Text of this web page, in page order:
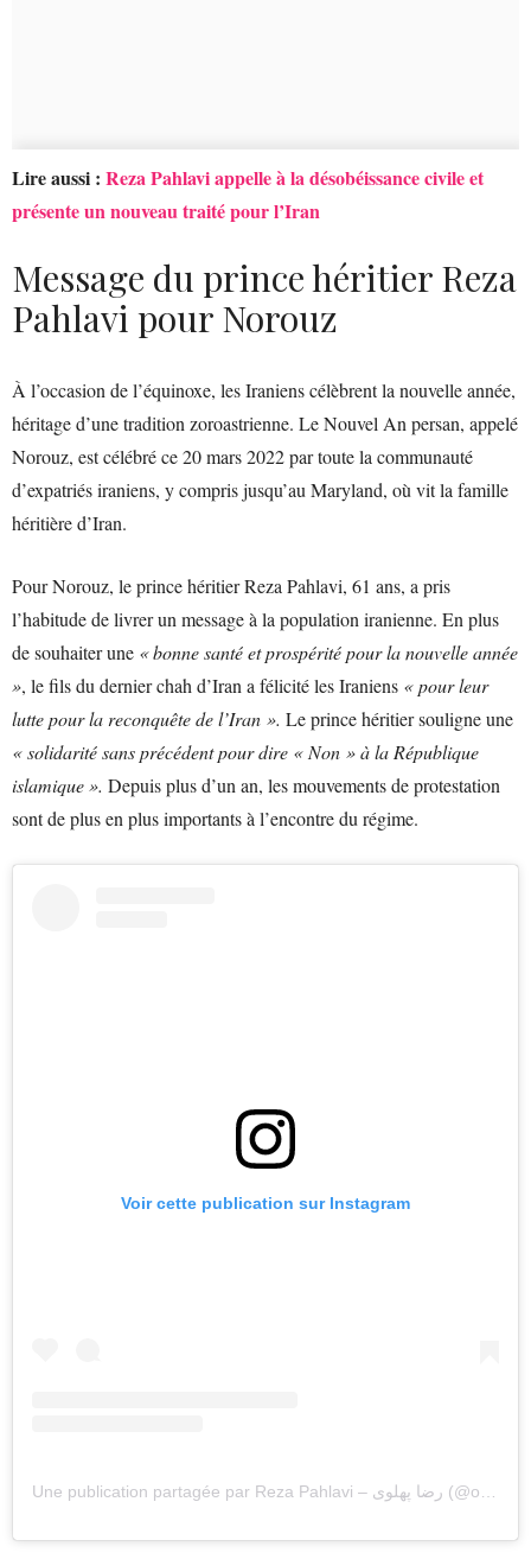
Lire aussi : Reza Pahlavi appelle à la désobéissance civile et
présente un nouveau traité pour l’Iran
Message du prince héritier Reza
Pahlavi pour Norouz
À l’occasion de l’équinoxe, les Iraniens célèbrent la nouvelle année,
héritage d’une tradition zoroastrienne. Le Nouvel An persan, appelé
Norouz, est célébré ce 20 mars 2022 par toute la communauté
d’expatriés iraniens, y compris jusqu’au Maryland, où vit la famille
héritière d’Iran.
Pour Norouz, le prince héritier Reza Pahlavi, 61 ans, a pris
l’habitude de livrer un message à la population iranienne. En plus
de souhaiter une « bonne santé et prospérité pour la nouvelle année
», le fils du dernier chah d’Iran a félicité les Iraniens « pour leur
lutte pour la reconquête de l’Iran ». Le prince héritier souligne une
« solidarité sans précédent pour dire « Non » à la République
islamique ». Depuis plus d’un an, les mouvements de protestation
sont de plus en plus importants à l’encontre du régime.
Voir cette publication sur Instagram